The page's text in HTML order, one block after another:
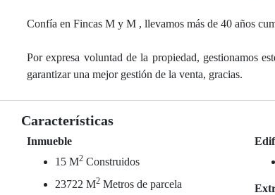
Confía en Fincas M y M , llevamos más de 40 años
Por expresa voluntad de la propiedad, gestionamos
garantizar una mejor gestión de la venta, gracias.
Características
Inmueble
15 M2 Construidos
23722 M2 Metros de parcela